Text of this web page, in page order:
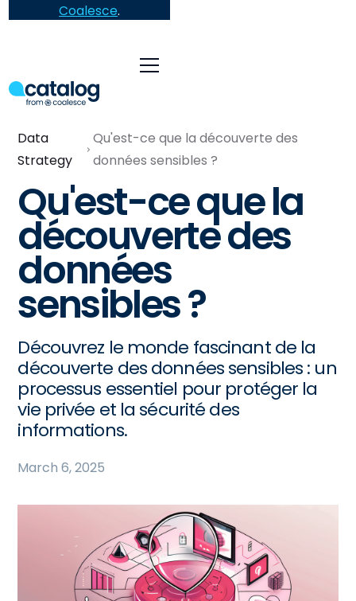
Coalesce.
Data
Strategy
Qu'est-ce que la découverte des
données sensibles ?
Qu'est-ce que la
découverte des
données
sensibles ?
Découvrez le monde fascinant de la
découverte des données sensibles : un
processus essentiel pour protéger la
vie privée et la sécurité des
informations.
March 6, 2025